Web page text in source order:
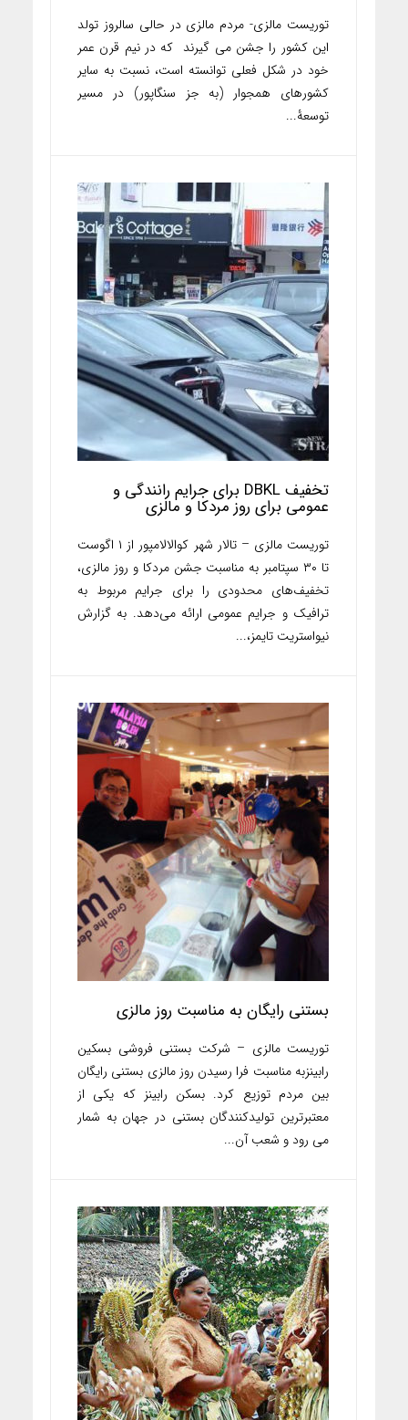
توریست مالزی- مردم مالزی در حالی سالروز تولد
این کشور را جشن می گیرند که در نیم قرن عمر
خود در شکل فعلی توانسته است، نسبت به سایر
کشورهای همجوار (به جز سنگاپور) در مسیر
توسعۀ...
تخفیف DBKL برای جرایم رانندگی و
عمومی برای روز مردکا و مالزی
توریست مالزی – تالار شهر کوالالامپور از ۱ اگوست
تا ۳۰ سپتامبر به مناسبت جشن مردکا و روز مالزی،
تخفیف‌های محدودی را برای جرایم مربوط به
ترافیک و جرایم عمومی ارائه می‌دهد. به گزارش
نیواستریت تایمز،...
بستنی رایگان به مناسبت روز مالزی
توریست مالزی – شرکت بستنی فروشی بسکین
رابینزبه مناسبت فرا رسیدن روز مالزی بستنی رایگان
بین مردم توزیع کرد. بسکن رابینز که یکی از
معتبرترین تولیدکنندگان بستنی در جهان به شمار
می رود و شعب آن...